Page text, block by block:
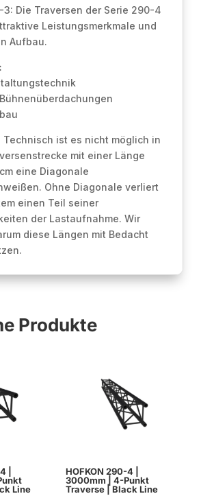
3: Die Traversen der Serie 290-4
Leistungsmerkmale und
Aufbau.
Technisch ist es nicht möglich in
mit einer Länge
eine Diagonale
Ohne Diagonale verliert
einen Teil seiner
der Lastaufnahme. Wir
diese Längen mit Bedacht
Produkte
|
Line
HOFKON 290-4 |
3000mm | 4-Punkt
Traverse | Black Line